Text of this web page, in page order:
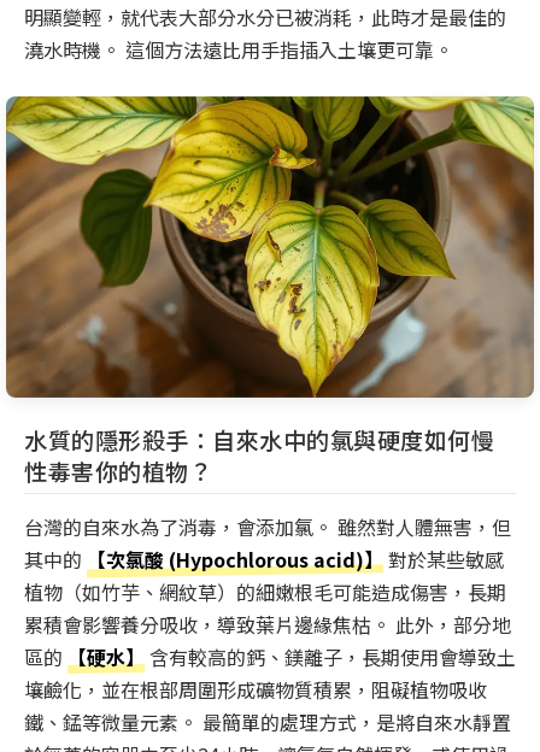
明顯變輕，就代表大部分水分已被消耗，此時才是最佳的
澆水時機。 這個方法遠比用手指插入土壤更可靠。
水質的隱形殺手：自來水中的氯與硬度如何慢
性毒害你的植物？
台灣的自來水為了消毒，會添加氯。 雖然對人體無害，但
其中的
【次氯酸 (Hypochlorous acid)】對於某些敏感
植物（如竹芋、網紋草）的細嫩根毛可能造成傷害，長期
累積會影響養分吸收，導致葉片邊緣焦枯。 此外，部分地
區的
【硬水】 含有較高的鈣、鎂離子，長期使用會導致土
壤鹼化，並在根部周圍形成礦物質積累，阻礙植物吸收
鐵、錳等微量元素。 最簡單的處理方式，是將自來水靜置